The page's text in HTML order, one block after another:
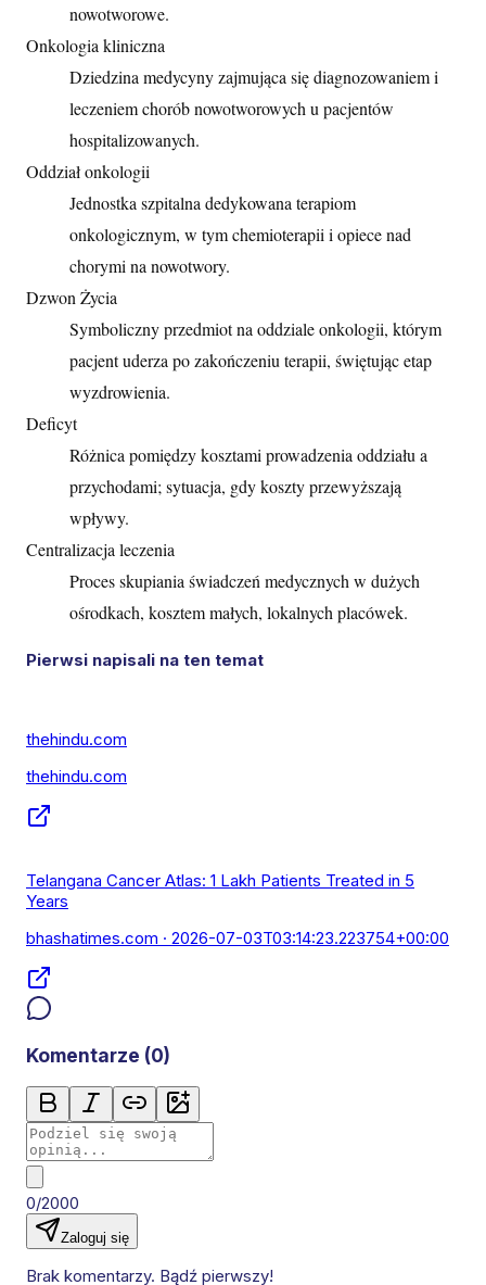
nowotworowe.
Onkologia kliniczna
Dziedzina medycyny zajmująca się diagnozowaniem i
leczeniem chorób nowotworowych u pacjentów
hospitalizowanych.
Oddział onkologii
Jednostka szpitalna dedykowana terapiom
onkologicznym, w tym chemioterapii i opiece nad
chorymi na nowotwory.
Dzwon Życia
Symboliczny przedmiot na oddziale onkologii, którym
pacjent uderza po zakończeniu terapii, świętując etap
wyzdrowienia.
Deficyt
Różnica pomiędzy kosztami prowadzenia oddziału a
przychodami; sytuacja, gdy koszty przewyższają
wpływy.
Centralizacja leczenia
Proces skupiania świadczeń medycznych w dużych
ośrodkach, kosztem małych, lokalnych placówek.
Pierwsi napisali na ten temat
thehindu.com
thehindu.com
Telangana Cancer Atlas: 1 Lakh Patients Treated in 5
Years
bhashatimes.com · 2026-07-03T03:14:23.223754+00:00
Komentarze (0)
0/2000
Zaloguj się
Brak komentarzy. Bądź pierwszy!